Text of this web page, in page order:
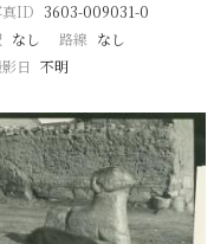
ID 3603-009031-0
なし 路線 なし
日 不明